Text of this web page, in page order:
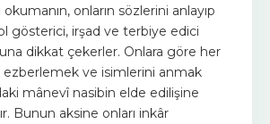
onların sözlerini anlayıp
gösterici, irşad ve terbiye edici
dikkat çekerler. Onlara göre her
ezberlemek ve isimlerini anmak
mânevî nasibin elde edilişine
Bunun aksine onları inkâr